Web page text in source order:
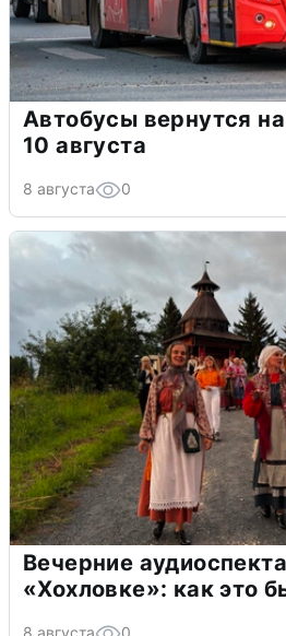
Автобусы вернутся
10 августа
8 августа 0
Вечерние
«Хохловке»: как это
8 августа 0